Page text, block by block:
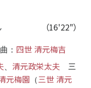
（16'22"）
： 四世 清元梅吉
清元政栄太夫
三
元梅園 （ 三世 清元